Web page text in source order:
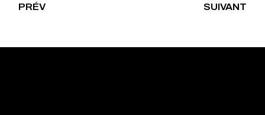
PRÉV SUIVANT